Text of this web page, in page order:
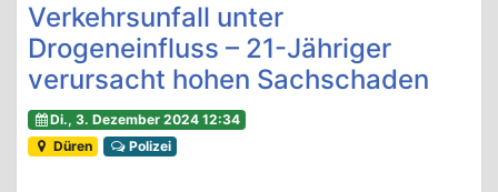
Verkehrsunfall unter
Drogeneinfluss – 21-Jähriger
verursacht hohen Sachschaden
Di., 3. Dezember 2024 12:34
Düren
Polizei